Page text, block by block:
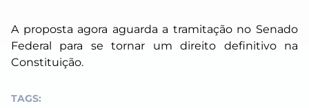
A proposta agora aguarda a tramitação no Senado
Federal para se tornar um direito definitivo na
Constituição.
TAGS: